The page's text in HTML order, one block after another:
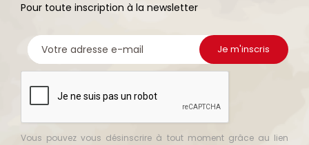
Pour toute inscription à la newsletter
Vous pouvez vous désinscrire à tout moment grâce au lien